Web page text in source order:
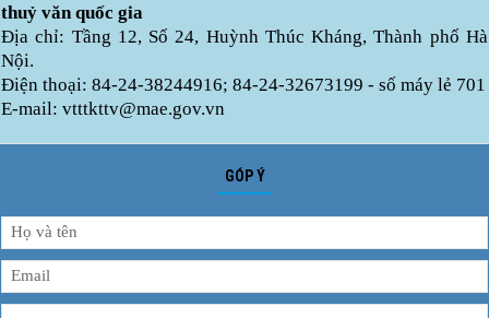
thuỷ văn quốc gia
Địa chỉ: Tầng 12, Số 24, Huỳnh Thúc Kháng, Thành phố Hà
Nội.
Điện thoại: 84-24-38244916; 84-24-32673199 - số máy lẻ 701
E-mail: vtttkttv@mae.gov.vn
GÓP Ý